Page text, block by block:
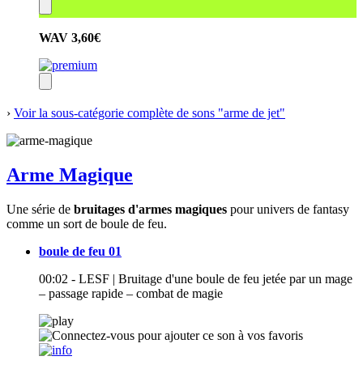
WAV 3,60€
› Voir la sous-catégorie complète de sons "arme de jet"
Arme Magique
Une série de bruitages d'armes magiques pour univers de fantasy
comme un sort de boule de feu.
boule de feu 01
00:02 - LESF | Bruitage d'une boule de feu jetée par un mage
– passage rapide – combat de magie